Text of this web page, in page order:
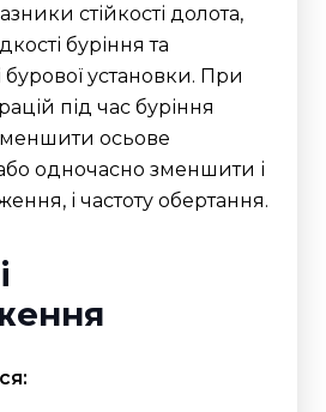
стійкості долота,
буріння та
бурової установки. При
під час буріння
осьове
одночасно зменшити і
і частоту обертання.